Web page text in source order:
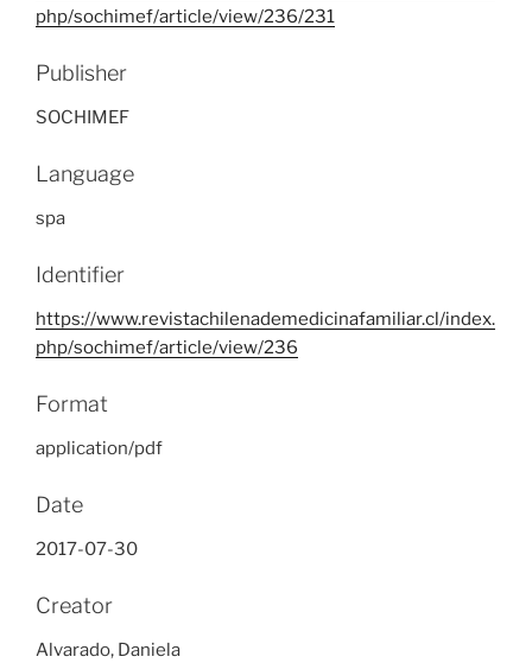
php/sochimef/article/view/236/231
Publisher
SOCHIMEF
Language
spa
Identifier
https://www.revistachilenademedicinafamiliar.cl/index.
php/sochimef/article/view/236
Format
application/pdf
Date
2017-07-30
Creator
Alvarado, Daniela